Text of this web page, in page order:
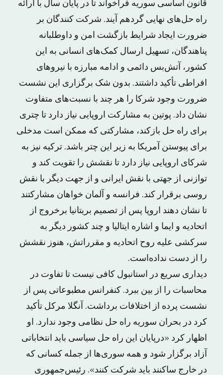
قانون اساسی سوریه فراخواند تا در پایان سال با ارائه
راه حل‌های نهایی گردهم آیند. شرکت کنندگان بر
ضرورت ایجاد شرایط بازگشت امن و داوطلبانه
پناهندگان، تسهیل ارسال کمک‌های انسانی به این
کشور، آتش‌بس دائمی و ادامه مبارزه با نیروهای
افراطی تأکید داشتند. بدون شک برگزاری این نشست
ضرورت وجود شرکا را هر چند با نسبت‌های متفاوت
نشان داد. پوتین به مشارکت اروپایی نیاز دارد تا چتری
برای راه حل بازکند، مشارکتی که ممکن است مدخلی
برای پیوستن آمریکا به زیر این چتر باشد. ترکیه نیز به
شرکای اروپایی نیاز دارد تا نقشش را تقویت کند و
توازنی از جهتی با نقش ایرانی و از جهت دیگر با نقش
روسی برقرار کند. فرانسه و آلمان خواهان مشارکتند
تا نشان دهند اروپا پس از تصمیم بریتانیا برخروج از
اتحادیه و ایما و اشاره ایتالیا و چند کشور دیگر به
سرکشی علیه روح اتحادیه و مقرراتش، هنوز نقشش
را از دست نداده‌است.
دیداری سریع در استانبول کافی نیست تا تفاوت در
محاسبات را از بین ببرد. کنفرانس مطبوعاتی پس از
نشست پرده از اختلافات برداشت. آنگلا مرکل تأکید
کرد در بحران سوریه راه حل نظامی وجود ندارد. او
اظهار کرد «درپایان این راه حل سیاسی باید انتخاباتی
آزاد برگزار شود و همه سوری‌ها از جمله کسانی که
در خارج ساکنند باید شرکت کنند». رئیس‌جمهوری